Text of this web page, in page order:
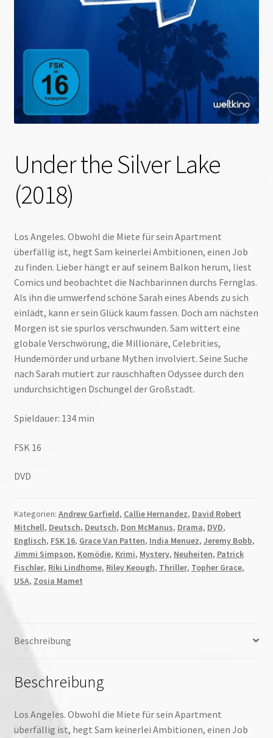
Under the Silver Lake
(2018)
Los Angeles. Obwohl die Miete für sein Apartment
überfällig ist, hegt Sam keinerlei Ambitionen, einen Job
zu finden. Lieber hängt er auf seinem Balkon herum, liest
Comics und beobachtet die Nachbarinnen durchs Fernglas.
Als ihn die umwerfend schöne Sarah eines Abends zu sich
einlädt, kann er sein Glück kaum fassen. Doch am nächsten
Morgen ist sie spurlos verschwunden. Sam wittert eine
globale Verschwörung, die Millionäre, Celebrities,
Hundemörder und urbane Mythen involviert. Seine Suche
nach Sarah mutiert zur rauschhaften Odyssee durch den
undurchsichtigen Dschungel der Großstadt.
Spieldauer: 134 min
FSK 16
DVD
Kategorien: Andrew Garfield, Callie Hernandez, David Robert
Mitchell, Deutsch, Deutsch, Don McManus, Drama, DVD,
Englisch, FSK 16, Grace Van Patten, India Menuez, Jeremy Bobb,
Jimmi Simpson, Komödie, Krimi, Mystery, Neuheiten, Patrick
Fischler, Riki Lindhome, Riley Keough, Thriller, Topher Grace,
USA, Zosia Mamet
Beschreibung
Beschreibung
Los Angeles. Obwohl die Miete für sein Apartment
überfällig ist, hegt Sam keinerlei Ambitionen, einen Job